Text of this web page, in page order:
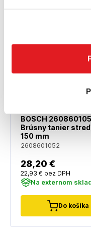
BOSCH
Brúsny tanier
150 mm
2608601052
28,20 €
22,93 € bez DPH
Na externom
Do košíka